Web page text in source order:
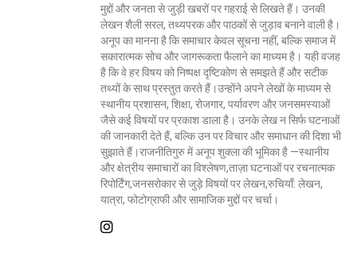
मुद्दों और जनता से जुड़ी खबरों पर गहराई से लिखते हैं। उनकी
लेखन शैली सरल, तथ्यपरक और पाठकों से जुड़ाव बनाने वाली है।
अनूप का मानना है कि समाचार केवल सूचना नहीं, बल्कि समाज में
सकारात्मक सोच और जागरूकता फैलाने का माध्यम है। यही वजह
है कि वे हर विषय को निष्पक्ष दृष्टिकोण से समझते हैं और सटीक
तथ्यों के साथ प्रस्तुत करते हैं।उन्होंने अपने लेखों के माध्यम से
स्थानीय प्रशासन, शिक्षा, रोजगार, पर्यावरण और जनसमस्याओं
जैसे कई विषयों पर प्रकाश डाला है। उनके लेख न सिर्फ घटनाओं
की जानकारी देते हैं, बल्कि उन पर विचार और समाधान की दिशा भी
सुझाते हैं।राजनीतिगुरु में अनूप शुक्ला की भूमिका है —स्थानीय
और क्षेत्रीय समाचारों का विश्लेषण,ताज़ा घटनाओं पर रचनात्मक
रिपोर्टिंग,जनसरोकार से जुड़े विषयों पर लेखन,रुचियाँ: लेखन,
यात्रा, फोटोग्राफी और सामाजिक मुद्दों पर चर्चा।